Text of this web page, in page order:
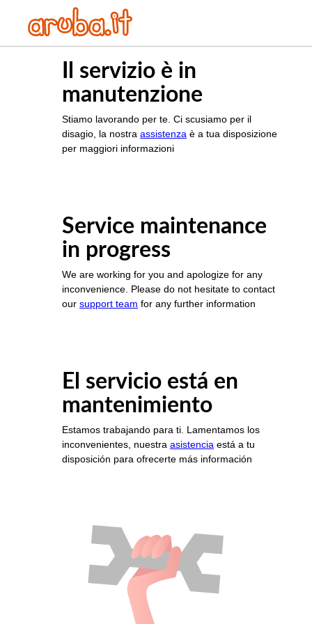
Il servizio è in
manutenzione
Stiamo lavorando per te. Ci scusiamo per il
disagio, la nostra assistenza è a tua disposizione
per maggiori informazioni
Service maintenance
in progress
We are working for you and apologize for any
inconvenience. Please do not hesitate to contact
our support team for any further information
El servicio está en
mantenimiento
Estamos trabajando para ti. Lamentamos los
inconvenientes, nuestra asistencia está a tu
disposición para ofrecerte más información